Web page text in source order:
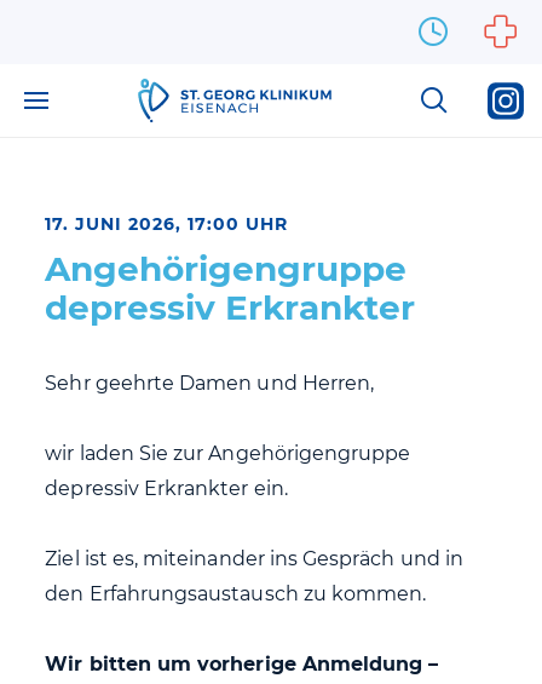
17. JUNI 2026, 17:00 UHR
Angehörigengruppe
depressiv Erkrankter
Sehr geehrte Damen und Herren,
wir laden Sie zur Angehörigengruppe
depressiv Erkrankter ein.
Ziel ist es, miteinander ins Gespräch und in
den Erfahrungsaustausch zu kommen.
Wir bitten um vorherige Anmeldung –